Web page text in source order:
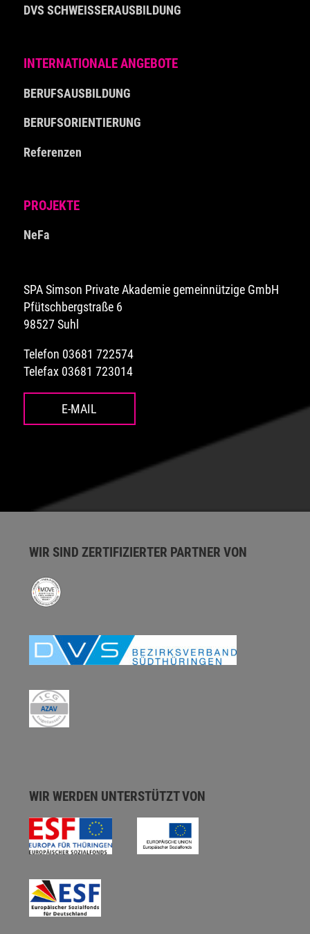
DVS SCHWEISSERAUSBILDUNG
INTERNATIONALE ANGEBOTE
BERUFSAUSBILDUNG
BERUFSORIENTIERUNG
Referenzen
PROJEKTE
NeFa
SPA Simson Private Akademie gemeinnützige GmbH
Pfütschbergstraße 6
98527 Suhl
Telefon 03681 722574
Telefax 03681 723014
E-MAIL
WIR SIND ZERTIFIZIERTER PARTNER VON
WIR WERDEN UNTERSTÜTZT VON